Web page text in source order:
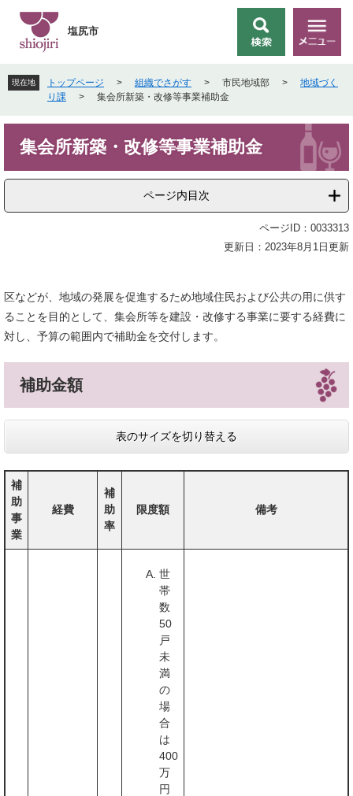
先
頭
す
を
飛
し
文
索
メ
ニ
ー
塩尻市
現在地 トップページ > 組織でさがす > 市民地域部 >
地域づく
り課
> 集会所新築・改修等事業補助金
集会所新築・改修等事業補助金
ページ内目次
ページID：0033313
更新日：2023年8月1日更新
区などが、地域の発展を促進するため地域住民および公共の用に供す
ることを目的として、集会所等を建設・改修する事業に要する経費に
対し、予算の範囲内で補助金を交付します。
補助金額
表のサイズを切り替える
補
助
事
業
経費
補
助
率
限度額 備考
世
帯
数
50
戸
未
満
の
場
合
は
400
万
円